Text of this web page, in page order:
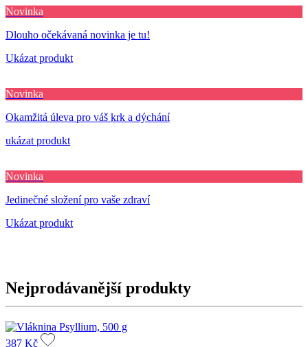
Novinka
Dlouho očekávaná novinka je tu!
Ukázat produkt
Novinka
Okamžitá úleva pro váš krk a dýchání
ukázat produkt
Novinka
Jedinečné složení pro vaše zdraví
Ukázat produkt
Nejprodávanější produkty
387 Kč